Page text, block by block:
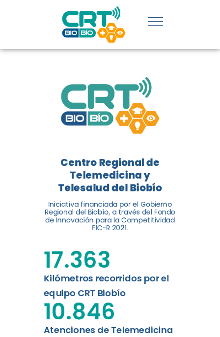
REGIÓN:
CONOCE
LOGROS
DE CRT
BIOBÍO
El Centro Regional de
Telemedicina y Telesalud del
Biobío presenta el balance de
tres años acercando la salud
digital a los habitantes...
Leer más
Centro Regional de
Telemedicina y
Telesalud del Biobío
Iniciativa financiada por el Gobierno
Regional del Biobío, a través del Fondo
de Innovación para la Competitividad
FIC-R 2021.
Kilómetros recorridos por el
equipo CRT Biobío
17.363
Atenciones de Telemedicina
10.846